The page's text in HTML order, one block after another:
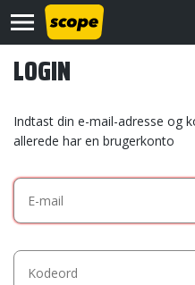
Kontakt
LOGIN
Indtast din e-mail-adresse og
allerede har en brugerkonto